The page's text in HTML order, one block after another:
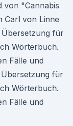
von "Cannabis
Carl von Linne
Übersetzung für
Wörterbuch.
Fälle und
für
Wörterbuch.
Fälle und